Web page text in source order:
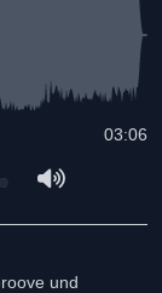
03:06
und